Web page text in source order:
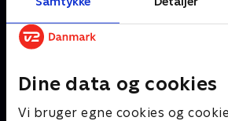
Dine data og cookies
Vi bruger egne cookies og
Andre så også